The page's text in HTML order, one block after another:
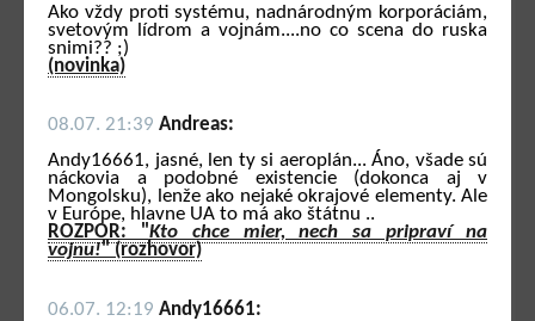
Ako vždy proti systému, nadnárodným korporáciám,
svetovým lídrom a vojnám....no co scena do ruska
snimi?? ;)
(novinka)
08.07. 21:39 Andreas:
Andy16661, jasné, len ty si aeroplán... Áno, všade sú
náckovia a podobné existencie (dokonca aj v
Mongolsku), lenže ako nejaké okrajové elementy. Ale
v Európe, hlavne UA to má ako štátnu ..
ROZPOR: "Kto chce mier, nech sa pripraví na
vojnu!" (rozhovor)
06.07. 12:19 Andy16661: